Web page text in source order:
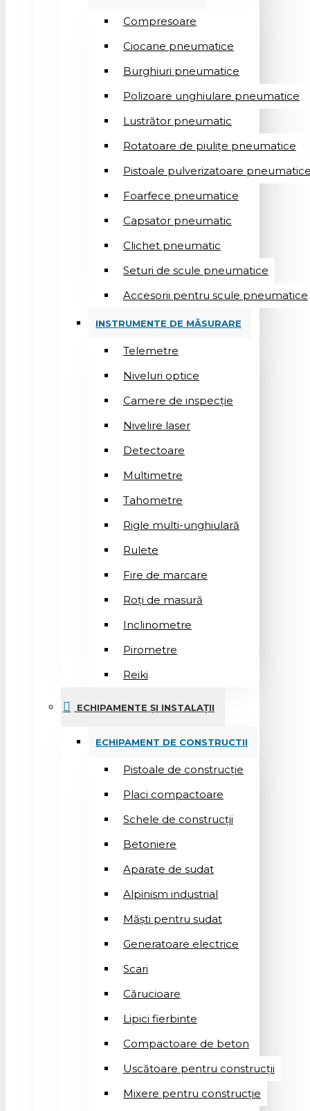
Compresoare
Ciocane pneumatice
Burghiuri pneumatice
Polizoare unghiulare pneumatice
Lustrător pneumatic
Rotatoare de piulițe pneumatice
Pistoale pulverizatoare
Foarfece pneumatice
Capsator pneumatic
Clichet pneumatic
Seturi de scule pneumatice
Accesorii pentru scule pneumatice
INSTRUMENTE DE MĂSURARE
Telemetre
Niveluri optice
Camere de inspecție
Nivelire laser
Detectoare
Multimetre
Tahometre
Rigle multi-unghiulară
Rulete
Fire de marcare
Roți de masură
Inclinometre
Pirometre
Reiki
ECHIPAMENTE ȘI INSTALAȚII
ECHIPAMENT DE CONSTRUCTII
Pistoale de construcție
Placi compactoare
Schele de construcții
Betoniere
Aparate de sudat
Alpinism industrial
Măști pentru sudat
Generatoare electrice
Scari
Cărucioare
Lipici fierbinte
Compactoare de beton
Uscătoare pentru construcții
Mixere pentru construcție